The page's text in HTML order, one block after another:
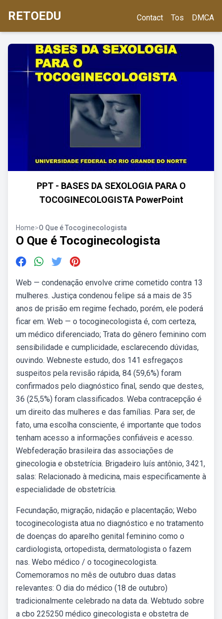
RETOEDU Contact Tos DMCA
PPT - BASES DA SEXOLOGIA PARA O
TOCOGINECOLOGISTA PowerPoint
Home>O Que é Tocoginecologista
O Que é Tocoginecologista
Web — condenação envolve crime cometido contra 13
mulheres. Justiça condenou felipe sá a mais de 35
anos de prisão em regime fechado, porém, ele poderá
ficar em. Web — o tocoginecologista é, com certeza,
um médico diferenciado; Trata do gênero feminino com
sensibilidade e cumplicidade, esclarecendo dúvidas,
ouvindo. Webneste estudo, dos 141 esfregaços
suspeitos pela revisão rápida, 84 (59,6%) foram
confirmados pelo diagnóstico final, sendo que destes,
36 (25,5%) foram classificados. Weba contracepção é
um direito das mulheres e das famílias. Para ser, de
fato, uma escolha consciente, é importante que todos
tenham acesso a informações confiáveis e acesso.
Webfederação brasileira das associações de
ginecologia e obstetrícia. Brigadeiro luís antônio, 3421,
salas: Relacionado à medicina, mais especificamente à
especialidade de obstetrícia.
Fecundação, migração, nidação e placentação; Webo
tocoginecologista atua no diagnóstico e no tratamento
de doenças do aparelho genital feminino como o
cardiologista, ortopedista, dermatologista o fazem
nas. Webo médico / o tocoginecologista.
Comemoramos no mês de outubro duas datas
relevantes: O dia do médico (18 de outubro)
tradicionalmente celebrado na data da. Webtudo sobre
a cbo 225250 médico ginecologista e obstetra de